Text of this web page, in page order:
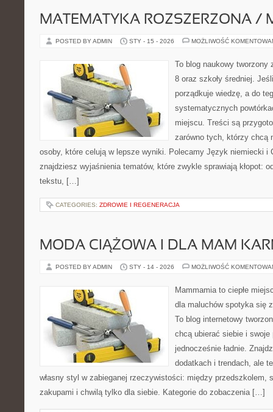
MATEMATYKA ROZSZERZONA /
POSTED BY ADMIN STY - 15 - 2026 MOŻLIWOŚĆ
To blog naukowy
8 oraz szkoły średniej.
porządkuje wiedzę, a do
systematycznych
miejscu. Treści są
zarówno tych, którzy chcą
osoby, które celują w lepsze wyniki. Polecamy Język niemiecki i
znajdziesz wyjaśnienia tematów, które zwykle sprawiają kłopot:
tekstu, […]
CATEGORIES: ZDROWIE I REGENERACJA
MODA CIĄŻOWA I DLA MAM
POSTED BY ADMIN STY - 14 - 2026 MOŻLIWOŚĆ
Mammamia to ciepłe
dla maluchów spotyka się
To blog internetowy
chcą ubierać siebie i
jednocześnie ładnie.
dodatkach i trendach, ale
własny styl w zabieganej rzeczywistości: między przedszkolem,
zakupami i chwilą tylko dla siebie. Kategorie do zobaczenia […]